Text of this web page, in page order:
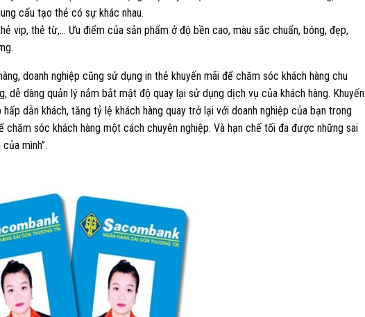
cấu tạo thẻ có sự khác nhau.
vip, thẻ từ,… Ưu điểm của sản phẩm ở độ bền cao, màu sắc chuẩn, bóng, đẹp,
doanh nghiệp cũng sử dụng in thẻ khuyến mãi để chăm sóc khách hàng chu
dễ dàng quản lý nắm bắt mật độ quay lại sử dụng dịch vụ của khách hàng. Khuyến
dẫn khách, tăng tỷ lệ khách hàng quay trở lại với doanh nghiệp của bạn trong
sóc khách hàng một cách chuyên nghiệp. Và hạn chế tối đa được những sai
mình”.